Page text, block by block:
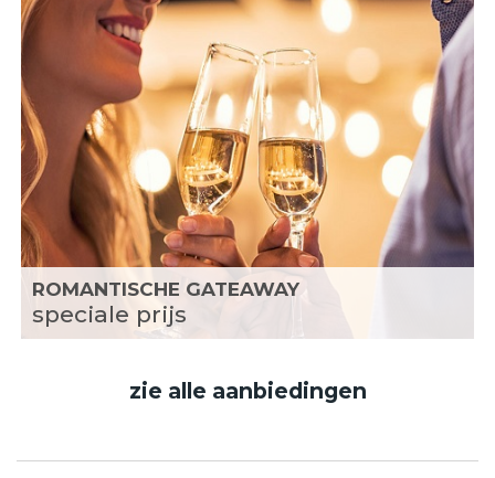
ROMANTISCHE GATEAWAY
speciale prijs
zie alle aanbiedingen